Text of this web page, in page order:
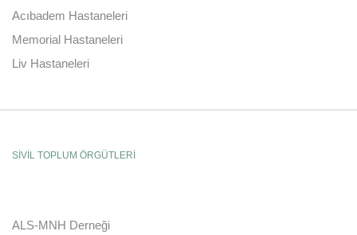
Acıbadem Hastaneleri
Memorial Hastaneleri
Liv Hastaneleri
SİVİL TOPLUM ÖRGÜTLERİ
ALS-MNH Derneği